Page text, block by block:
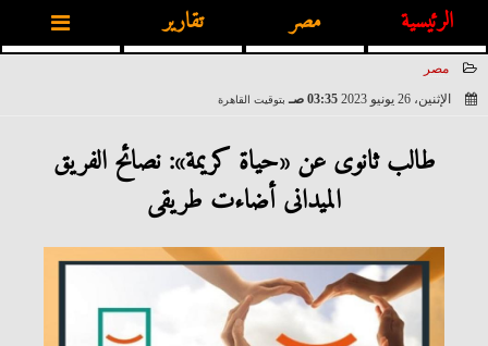
الرئيسية مصر تقارير
مصر
الإثنين، 26 يونيو 2023
03:35 صـ بتوقيت القاهرة
طالب ثانوى عن «حياة كريمة»: نصائح الفريق
الميدانى أضاءت طريقى